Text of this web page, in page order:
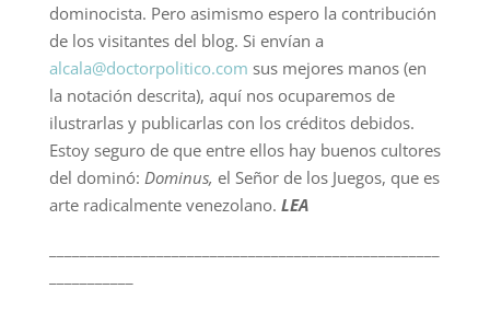
dominocista. Pero asimismo espero la contribución
de los visitantes del blog. Si envían a
alcala@doctorpolitico.com sus mejores manos (en
la notación descrita), aquí nos ocuparemos de
ilustrarlas y publicarlas con los créditos debidos.
Estoy seguro de que entre ellos hay buenos cultores
del dominó: Dominus, el Señor de los Juegos, que es
arte radicalmente venezolano. LEA